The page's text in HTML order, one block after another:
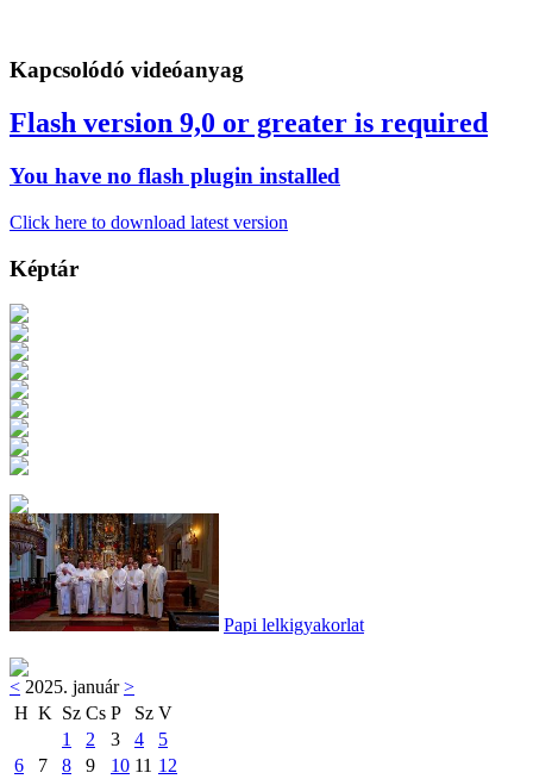
Kapcsolódó videóanyag
Flash version 9,0 or greater is required
You have no flash plugin installed
Click here to download latest version
Képtár
Papi lelkigyakorlat
< 2025. január>
H K Sz Cs P Sz V
1
2 3 4
5
6
7 8 9 10 11 12